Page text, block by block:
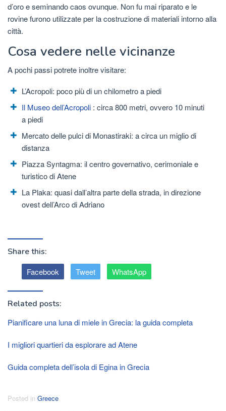
d’oro e seminando caos ovunque. Non fu mai riparato e le
rovine furono utilizzate per la costruzione di materiali intorno alla
città.
Cosa vedere nelle vicinanze
A pochi passi potrete inoltre visitare:
L’Acropoli: poco più di un chilometro a piedi
Il Museo dell’Acropoli : circa 800 metri, ovvero 10 minuti
a piedi
Mercato delle pulci di Monastiraki: a circa un miglio di
distanza
Piazza Syntagma: il centro governativo, cerimoniale e
turistico di Atene
La Plaka: quasi dall’altra parte della strada, in direzione
ovest dell’Arco di Adriano
Share this:
Facebook Tweet WhatsApp
Related posts:
Pianificare una luna di miele in Grecia: la guida completa
I migliori quartieri da esplorare ad Atene
Guida completa dell’isola di Egina in Grecia
Posted in Greece